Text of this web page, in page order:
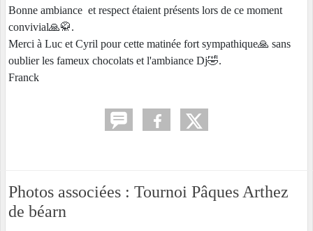
Bonne ambiance et respect étaient présents lors de ce moment
convivial🙏🥋.
Merci à Luc et Cyril pour cette matinée fort sympathique🙏 sans
oublier les fameux chocolats et l'ambiance Dj🤣.
Franck
Photos associées : Tournoi Pâques Arthez
de béarn